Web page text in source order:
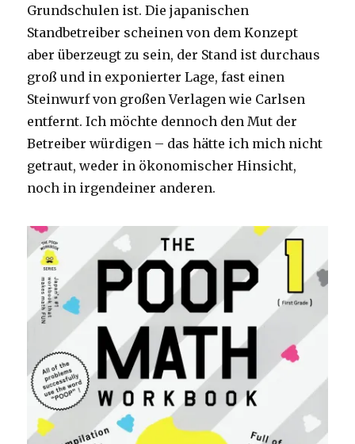
Grundschulen ist. Die japanischen
Standbetreiber scheinen von dem Konzept
aber überzeugt zu sein, der Stand ist durchaus
groß und in exponierter Lage, fast einen
Steinwurf von großen Verlagen wie Carlsen
entfernt. Ich möchte dennoch den Mut der
Betreiber würdigen – das hätte ich mich nicht
getraut, weder in ökonomischer Hinsicht,
noch in irgendeiner anderen.